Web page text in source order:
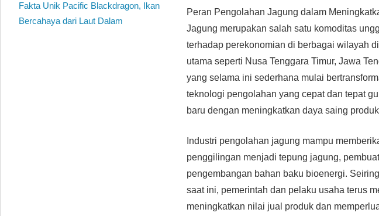
Peran Pengolahan Jagung dalam
Jagung merupakan salah satu komoditas
terhadap perekonomian di berbagai wilayah
utama seperti Nusa Tenggara Timur, Jawa
yang selama ini sederhana mulai
teknologi pengolahan yang cepat dan tepat
baru dengan meningkatkan daya saing
Industri pengolahan jagung mampu
penggilingan menjadi tepung jagung,
pengembangan bahan baku bioenergi.
saat ini, pemerintah dan pelaku usaha terus
meningkatkan nilai jual produk dan
Fakta Unik Pacific Blackdragon, Ikan
Bercahaya dari Laut Dalam